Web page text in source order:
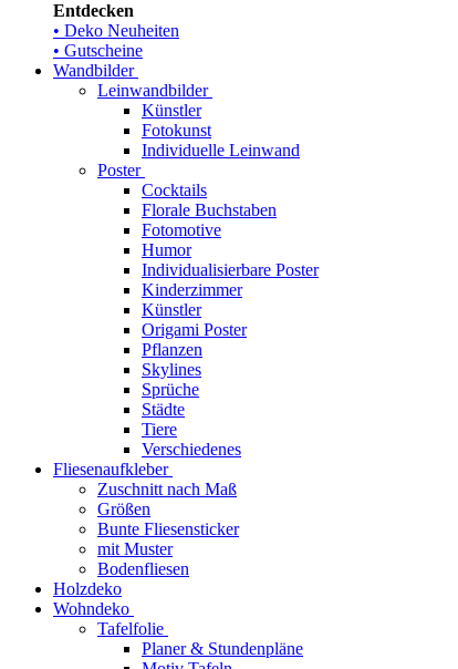
Entdecken
• Deko Neuheiten
• Gutscheine
Wandbilder
Leinwandbilder
Künstler
Fotokunst
Individuelle Leinwand
Poster
Cocktails
Florale Buchstaben
Fotomotive
Humor
Individualisierbare Poster
Kinderzimmer
Künstler
Origami Poster
Pflanzen
Skylines
Sprüche
Städte
Tiere
Verschiedenes
Fliesenaufkleber
Zuschnitt nach Maß
Größen
Bunte Fliesensticker
mit Muster
Bodenfliesen
Holzdeko
Wohndeko
Tafelfolie
Planer & Stundenpläne